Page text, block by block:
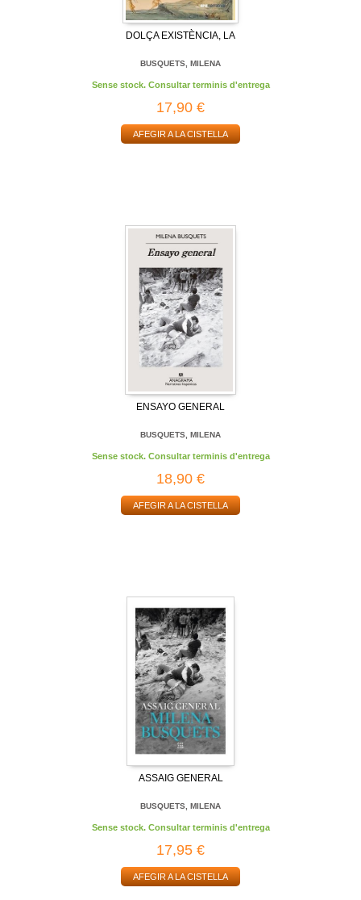
DOLÇA EXISTÈNCIA, LA
BUSQUETS, MILENA
Sense stock. Consultar terminis d'entrega
17,90 €
AFEGIR A LA CISTELLA
ENSAYO GENERAL
BUSQUETS, MILENA
Sense stock. Consultar terminis d'entrega
18,90 €
AFEGIR A LA CISTELLA
ASSAIG GENERAL
BUSQUETS, MILENA
Sense stock. Consultar terminis d'entrega
17,95 €
AFEGIR A LA CISTELLA